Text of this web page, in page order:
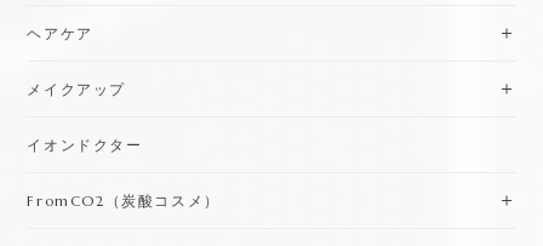
ヘアケア
メイクアップ
イオンドクター
FromCO2（炭酸コスメ）